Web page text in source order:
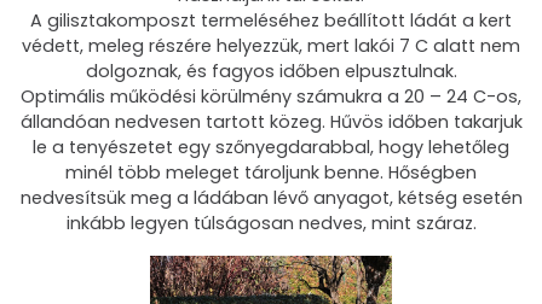
A gilisztakomposzt termeléséhez beállított ládát a kert
védett, meleg részére helyezzük, mert lakói 7 C alatt nem
dolgoznak, és fagyos időben elpusztulnak.
Optimális működési körülmény számukra a 20 – 24 C-os,
állandóan nedvesen tartott közeg. Hűvös időben takarjuk
le a tenyészetet egy szőnyegdarabbal, hogy lehetőleg
minél több meleget tároljunk benne. Hőségben
nedvesítsük meg a ládában lévő anyagot, kétség esetén
inkább legyen túlságosan nedves, mint száraz.